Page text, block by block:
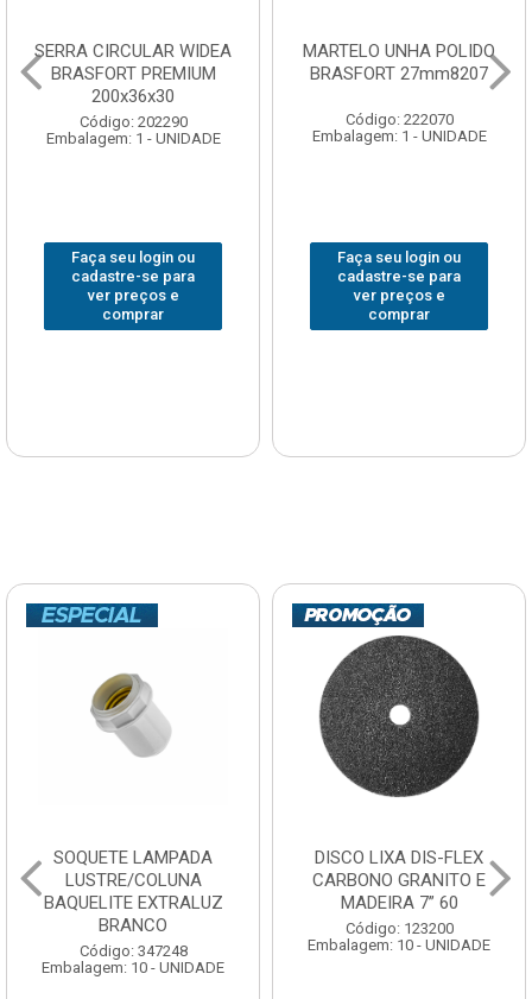
SERRA CIRCULAR WIDEA
BRASFORT PREMIUM
200x36x30
Código: 202290
Embalagem: 1 - UNIDADE
Faça seu login ou
cadastre-se para
ver preços e
comprar
MARTELO UNHA POLIDO
BRASFORT 27mm8207
Código: 222070
Embalagem: 1 - UNIDADE
Faça seu login ou
cadastre-se para
ver preços e
comprar
SOQUETE LAMPADA
LUSTRE/COLUNA
BAQUELITE EXTRALUZ
BRANCO
Código: 347248
Embalagem: 10 - UNIDADE
DISCO LIXA DIS-FLEX
CARBONO GRANITO E
MADEIRA 7” 60
Código: 123200
Embalagem: 10 - UNIDADE